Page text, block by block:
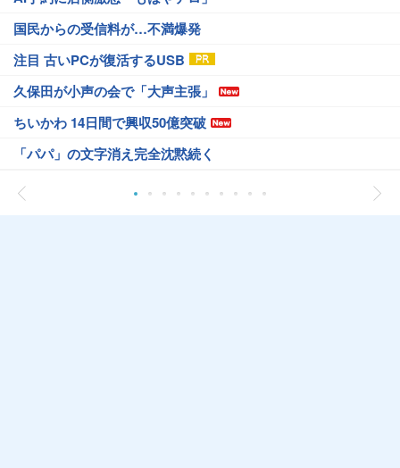
国民からの受信料が…不満爆発
注目 古いPCが復活するUSB
久保田が小声の会で「大声主張」
ちいかわ 14日間で興収50億突破
「パパ」の文字消え完全沈黙続く